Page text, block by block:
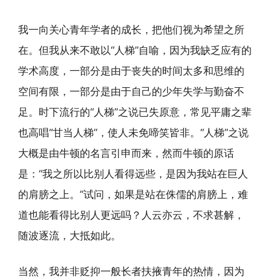
我一向关心青年学者的成长，把他们视为希望之所
在。但我从来不敢以“人梯”自喻，因为我缺乏应有的
学术高度，一部分是由于丧失的时间太多和思维的
空间有限，一部分是由于自己的少年失学与勤奋不
足。时下流行的“人梯”之说已失原意，常见平庸之辈
也高唱“甘当人梯”，使人未免啼笑皆非。“人梯”之说
大概是由牛顿的名言引申而来，然而牛顿的原话
是：“我之所以比别人看得远些，是因为我站在巨人
的肩膀之上。”试问，如果是站在侏儒的肩膀上，难
道也能看得比别人更远吗？人云亦云，不求甚解，
随波逐流，大抵如此。
当然，我并非贬抑一般长者扶掖青年的热情，因为